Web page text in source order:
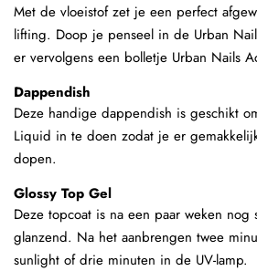
Met de vloeistof zet je een perfect
lifting. Doop je penseel in de Urban
er vervolgens een bolletje Urban Nails
Dappendish
Deze handige dappendish is geschikt
Liquid in te doen zodat je er
dopen.
Glossy Top Gel
Deze topcoat is na een paar weken nog
glanzend. Na het aanbrengen twee
sunlight of drie minuten in de UV-lamp.